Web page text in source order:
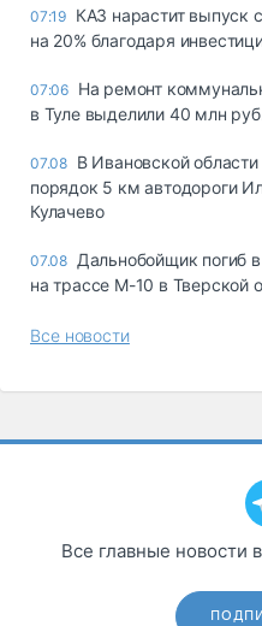
07:19 КАЗ нарастит выпуск
на 20% благодаря
07:06 На ремонт
в Туле выделили 40 млн
07.08 В Ивановской
порядок 5 км автодороги
Кулачево
07.08 Дальнобойщик погиб
на трассе М-10 в Тверской
Все новости
Все главные новости